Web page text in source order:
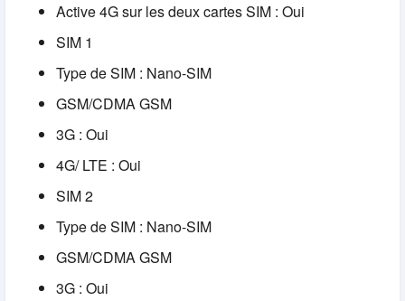
Active 4G sur les deux cartes SIM : Oui
SIM 1
Type de SIM : Nano-SIM
GSM/CDMA GSM
3G : Oui
4G/ LTE : Oui
SIM 2
Type de SIM : Nano-SIM
GSM/CDMA GSM
3G : Oui